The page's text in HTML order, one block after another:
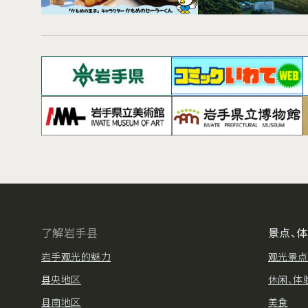
了解岩手县
岩手观光的魅力
县央地区
县南地区
景点、
观光景点
休闲、体
美食